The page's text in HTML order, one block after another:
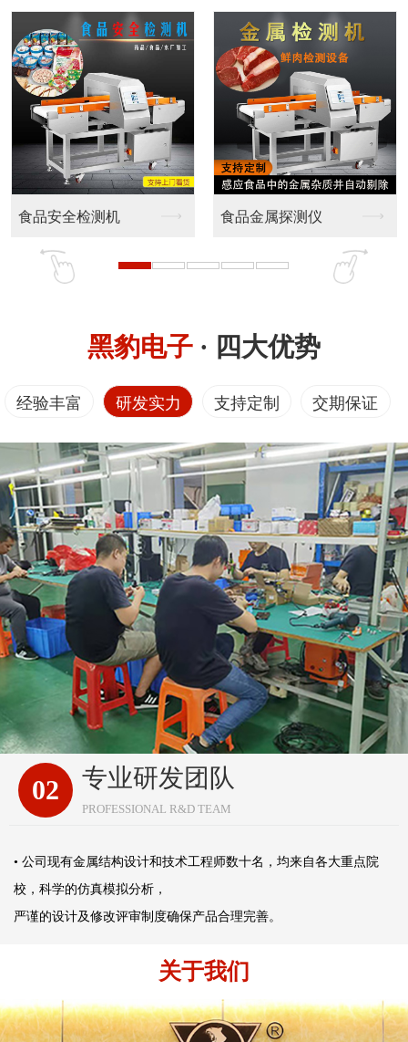
黑豹电子 · 四大优势
经验丰富 研发实力 支持定制 交期保证
02 专业研发团队
PROFESSIONAL R&D TEAM
• 公司现有金属结构设计和技术工程师数十名，均来自各大重点院
校，科学的仿真模拟分析，
严谨的设计及修改评审制度确保产品合理完善。
关于我们